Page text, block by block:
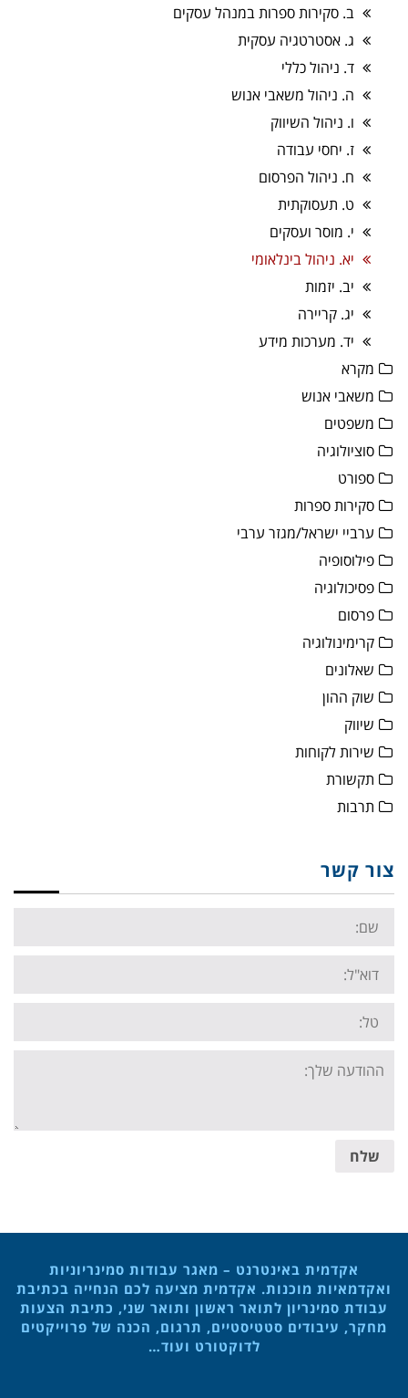
ב. סקירות ספרות במנהל עסקים
ג. אסטרטגיה עסקית
ד. ניהול כללי
ה. ניהול משאבי אנוש
ו. ניהול השיווק
ז. יחסי עבודה
ח. ניהול הפרסום
ט. תעסוקתית
י. מוסר ועסקים
יא. ניהול בינלאומי
יב. יזמות
יג. קריירה
יד. מערכות מידע
מקרא
משאבי אנוש
משפטים
סוציולוגיה
ספורט
סקירות ספרות
ערביי ישראל/מגזר ערבי
פילוסופיה
פסיכולוגיה
פרסום
קרימינולוגיה
שאלונים
שוק ההון
שיווק
שירות לקוחות
תקשורת
תרבות
צור קשר
Name:
Email:
Tel:
Your
message:
שלח
אקדמית באינטרנט – מאגר עבודות סמינריוניות
ואקדמאיות מוכנות. אקדמית מציעה לכם הנחייה בכתיבת
עבודת סמינריון לתואר ראשון ותואר שני, כתיבת הצעות
מחקר, עיבודים סטטיסטיים, תרגום, הכנה של פרוייקטים
לדוקטורט ועוד…